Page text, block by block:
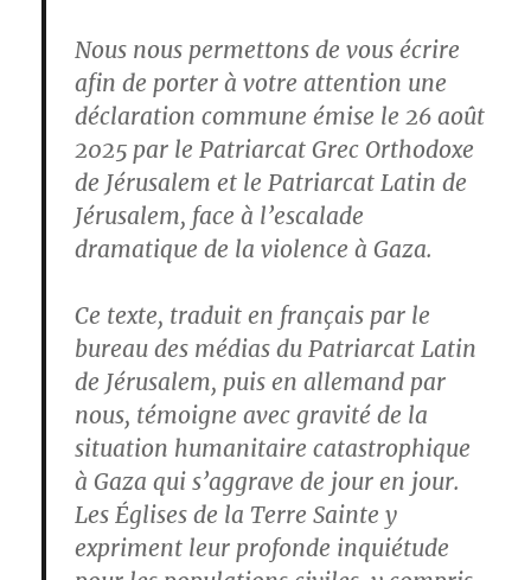
Nous nous permettons de vous écrire
afin de porter à votre attention une
déclaration commune émise le 26 août
2025 par le Patriarcat Grec Orthodoxe
de Jérusalem et le Patriarcat Latin de
Jérusalem, face à l’escalade
dramatique de la violence à Gaza.
Ce texte, traduit en français par le
bureau des médias du Patriarcat Latin
de Jérusalem, puis en allemand par
nous, témoigne avec gravité de la
situation humanitaire catastrophique
à Gaza qui s’aggrave de jour en jour.
Les Églises de la Terre Sainte y
expriment leur profonde inquiétude